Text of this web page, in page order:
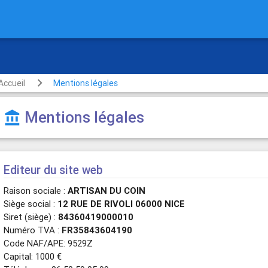
Mentions légales
account_balance Mentions légales
Editeur du site web
Raison sociale :ARTISAN DU COIN
Siège social : 12 RUE DE RIVOLI 06000 NICE
Siret (siège) : 84360419000010
Numéro TVA : FR35843604190
Code NAF/APE: 9529Z
Capital: 1000 €